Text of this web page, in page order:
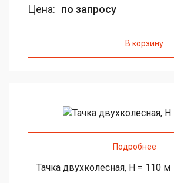
Цена: по запросу
В корзину
Подробнее
Тачка двухколесная, H = 110 м